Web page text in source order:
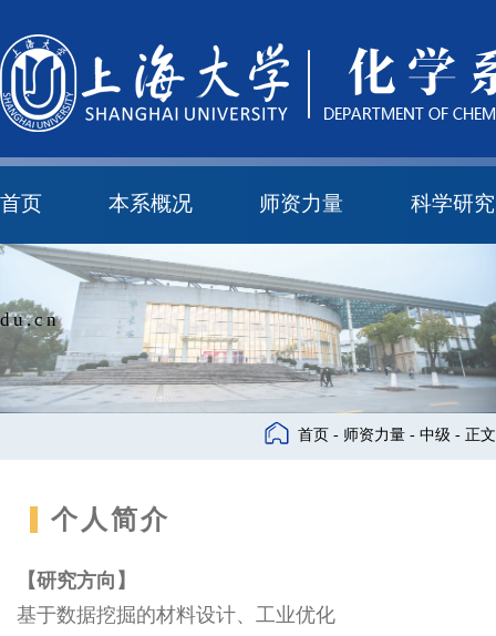
首页 本系概况
本系简介
机构设置
本科培养委员会
教学与科研研究所
化学实验中心
师资力量 科学研究
首页 - 师资力量 - 中级 - 正文
个人简介
【研究方向】
基于数据挖掘的材料设计、工业优化